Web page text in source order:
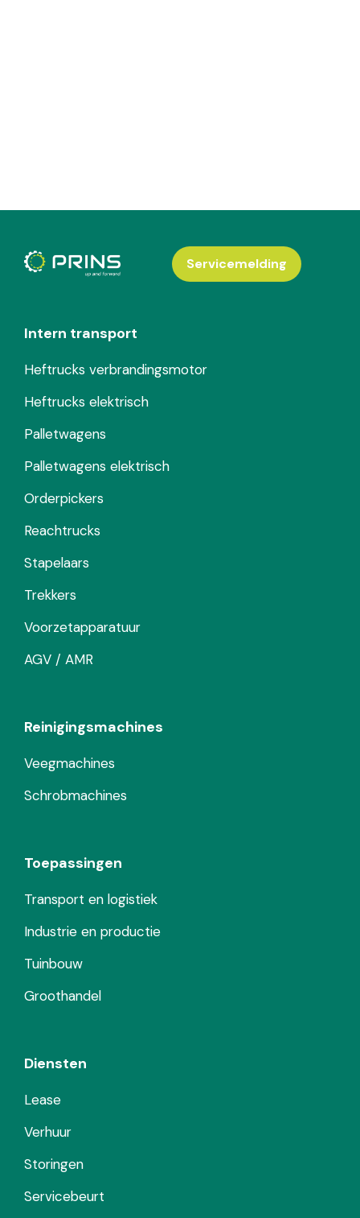
Intern transport
Heftrucks verbrandingsmotor
Heftrucks elektrisch
Palletwagens
Palletwagens elektrisch
Orderpickers
Reachtrucks
Stapelaars
Trekkers
Voorzetapparatuur
AGV / AMR
Reinigingsmachines
Veegmachines
Schrobmachines
Toepassingen
Transport en logistiek
Industrie en productie
Tuinbouw
Groothandel
Diensten
Lease
Verhuur
Storingen
Servicebeurt
Servicemelding